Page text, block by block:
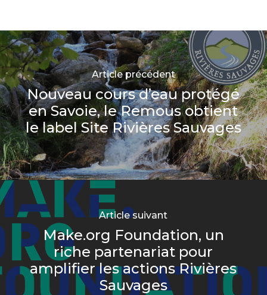
Article précédent
Nouveau cours d’eau protégé
en Savoie, le Remous obtient
le label Site Rivières Sauvages
Article suivant
Make.org Foundation, un
riche partenariat pour
amplifier les actions Rivières
Sauvages